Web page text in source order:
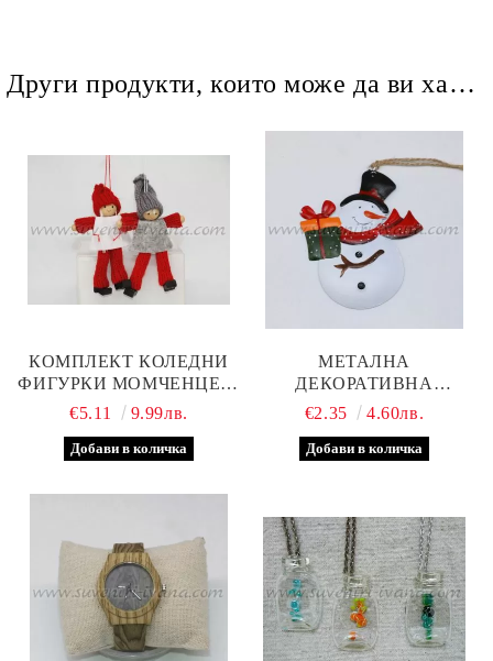
Други продукти, които може да ви харесат
КОМПЛЕКТ КОЛЕДНИ
ФИГУРКИ МОМЧЕНЦЕ И
МОМИЧЕНЦЕ, МОДЕЛ
€5.11 9.99лв.
МЕТАЛНА
ДЕКОРАТИВНА
ВИСУЛКА СНЕЖЕН
€2.35 4.60лв.